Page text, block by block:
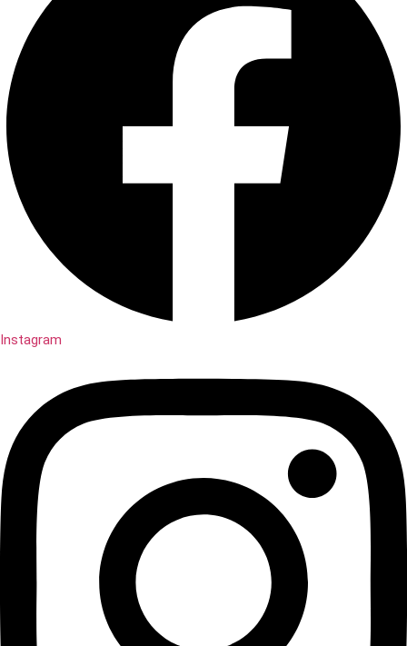
Instagram